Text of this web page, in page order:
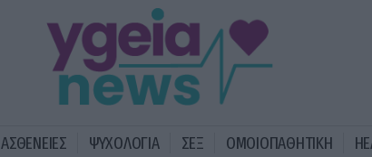
ΑΣΘΕΝΕΙΕΣ ΨΥΧΟΛΟΓΙΑ ΣΕΞ ΟΜΟΙΟΠΑΘΗΤΙΚΗ